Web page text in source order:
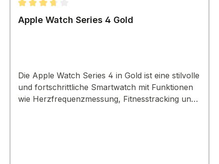
Durchschnittliche Bewertung von 3.67 von 5 Sternen
Apple Watch Series 4 Gold
Die Apple Watch Series 4 in Gold ist eine stilvolle
und fortschrittliche Smartwatch mit Funktionen
wie Herzfrequenzmessung, Fitnesstracking und